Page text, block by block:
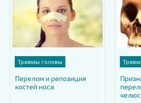
Травмы головы
Перелом и репозиция
костей носа